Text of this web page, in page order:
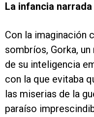
La infancia
Con la imaginación
sombríos, Gorka,
de su inteligencia
con la que evitaba
las miserias de la
paraíso